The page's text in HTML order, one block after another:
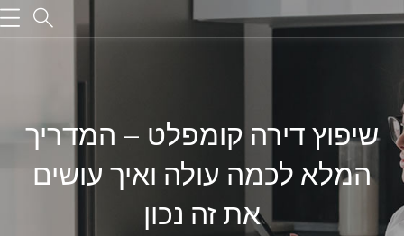
שיפוץ דירה קומפלט – המדריך
המלא לכמה עולה ואיך עושים
את זה נכון